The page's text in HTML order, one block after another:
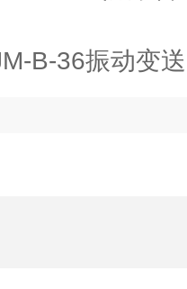
B-36振动变